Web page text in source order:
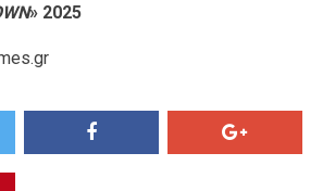
» 2025